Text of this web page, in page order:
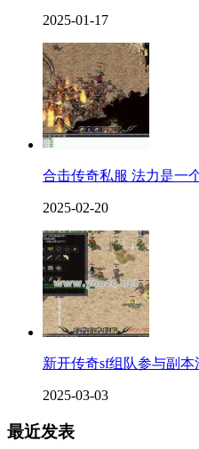
2025-01-17
合击传奇私服 法力是一
2025-02-20
新开传奇sf组队参与副
2025-03-03
最近发表